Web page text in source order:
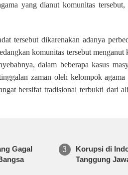
yang dianut komunitas
tersebut dikarenakan adanya
komunitas tersebut menganut
dalam beberapa kasus
zaman oleh kelompok
bersifat tradisional terbukti dari
Gagal
Korupsi di
Tanggung